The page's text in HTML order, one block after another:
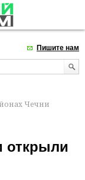
Пишите нам
Чечни
открыли